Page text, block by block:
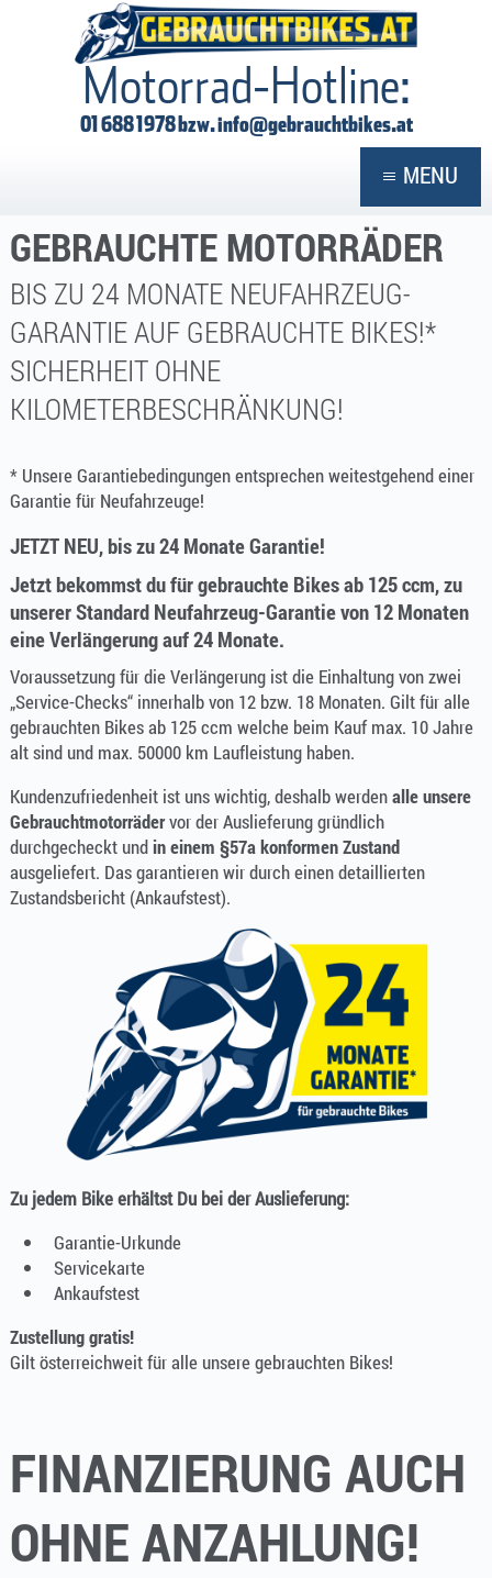
GEBRAUCHTBIKES
Motorrad-Hotline:
01 688 1978 bzw.info@gebrauchtbikes.at
MENU
GEBRAUCHTE MOTORRÄDER
BIS ZU 24 MONATE NEUFAHRZEUG-
GARANTIE AUF GEBRAUCHTE BIKES!*
SICHERHEIT OHNE
KILOMETERBESCHRÄNKUNG!
* Unsere Garantiebedingungen entsprechen weitestgehend einer
Garantie für Neufahrzeuge!
JETZT NEU, bis zu 24 Monate Garantie!
Jetzt bekommst du für gebrauchte Bikes ab 125 ccm, zu
unserer Standard Neufahrzeug-Garantie von 12 Monaten
eine Verlängerung auf 24 Monate.
Voraussetzung für die Verlängerung ist die Einhaltung von zwei
„Service-Checks“ innerhalb von 12 bzw. 18 Monaten. Gilt für alle
gebrauchten Bikes ab 125 ccm welche beim Kauf max. 10 Jahre
alt sind und max. 50000 km Laufleistung haben.
Kundenzufriedenheit ist uns wichtig, deshalb werdenalle unsere
Gebrauchtmotorrädervor der Auslieferung gründlich
durchgecheckt und in einem §57a konformen Zustand
ausgeliefert. Das garantieren wir durch einen detaillierten
Zustandsbericht (Ankaufstest).
Zu jedem Bike erhältst Du bei der Auslieferung:
Garantie-Urkunde
Servicekarte
Ankaufstest
Zustellung gratis!
Gilt österreichweit für alle unsere gebrauchten Bikes!
FINANZIERUNG AUCH
OHNE ANZAHLUNG!